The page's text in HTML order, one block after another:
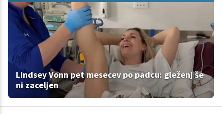
Lindsey Vonn pet mesecev po padcu: gleženj še
ni zaceljen